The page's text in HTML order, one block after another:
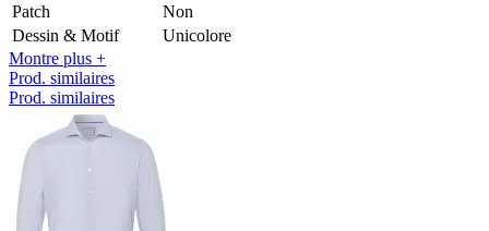
Patch
Non
Dessin & Motif
Unicolore
Montre plus +
Prod. similaires
Prod. similaires